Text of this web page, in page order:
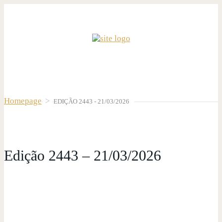
Homepage > EDIÇÃO 2443 - 21/03/2026
Edição 2443 – 21/03/2026